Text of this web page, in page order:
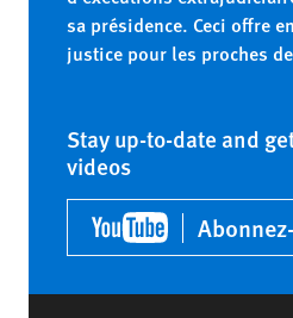
sa présidence. Ceci offre
justice pour les proches
Stay up-to-date and
videos